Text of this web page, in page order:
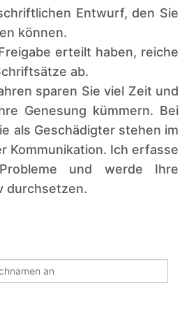
Entwurf, den Sie
können.
erteilt haben, reiche
ab.
sparen Sie viel Zeit und
Genesung kümmern. Bei
als Geschädigter stehen im
Kommunikation. Ich erfasse
und werde Ihre
durchsetzen.